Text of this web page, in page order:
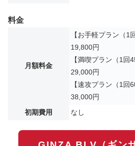
料金
月額料金
【お手軽プラン（1
19,800円
【満喫プラン（1回
29,000円
【速攻プラン（1回
38,000円
初期費用
なし